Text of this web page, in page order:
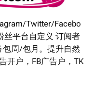
Twitter/Facebo
丝平台自定义 订阅者
包周/包月。提升自然
开户，FB广告户，TK